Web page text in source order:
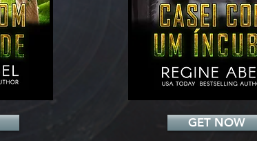
GET NOW